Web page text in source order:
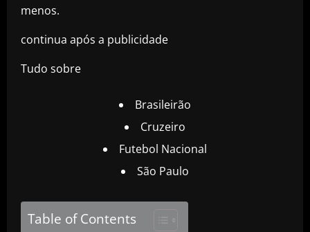
menos.
continua após a publicidade
Tudo sobre
Brasileirão
Cruzeiro
Futebol Nacional
São Paulo
Table of Contents